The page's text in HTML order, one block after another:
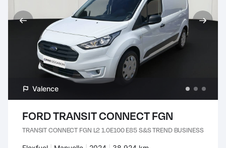
Valence
FORD TRANSIT CONNECT FGN
TRANSIT CONNECT FGN L2 1.0E100 E85 S&S TREND BUSINESS